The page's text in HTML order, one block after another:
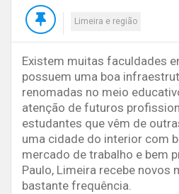
Limeira e região
Existem muitas faculdades
possuem uma boa
renomadas no meio
atenção de futuros
estudantes que vêm de
uma cidade do interior com
mercado de trabalho e bem
Paulo, Limeira recebe novos
bastante frequência.